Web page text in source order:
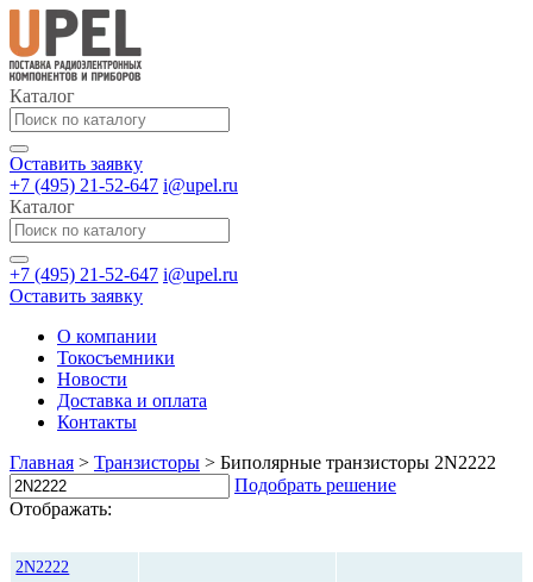
Каталог
Оставить заявку
+7 (495) 21-52-647 i@upel.ru
Каталог
+7 (495) 21-52-647 i@upel.ru
Оставить заявку
О компании
Токосъемники
Новости
Доставка и оплата
Контакты
Главная > Транзисторы > Биполярные транзисторы 2N2222
Подобрать решение
Отображать:
2N2222